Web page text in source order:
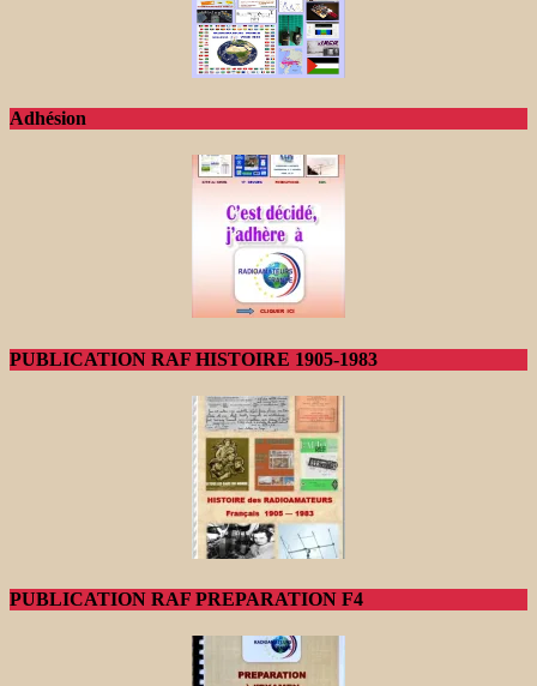
Adhésion
PUBLICATION RAF HISTOIRE 1905-1983
PUBLICATION RAF PREPARATION F4